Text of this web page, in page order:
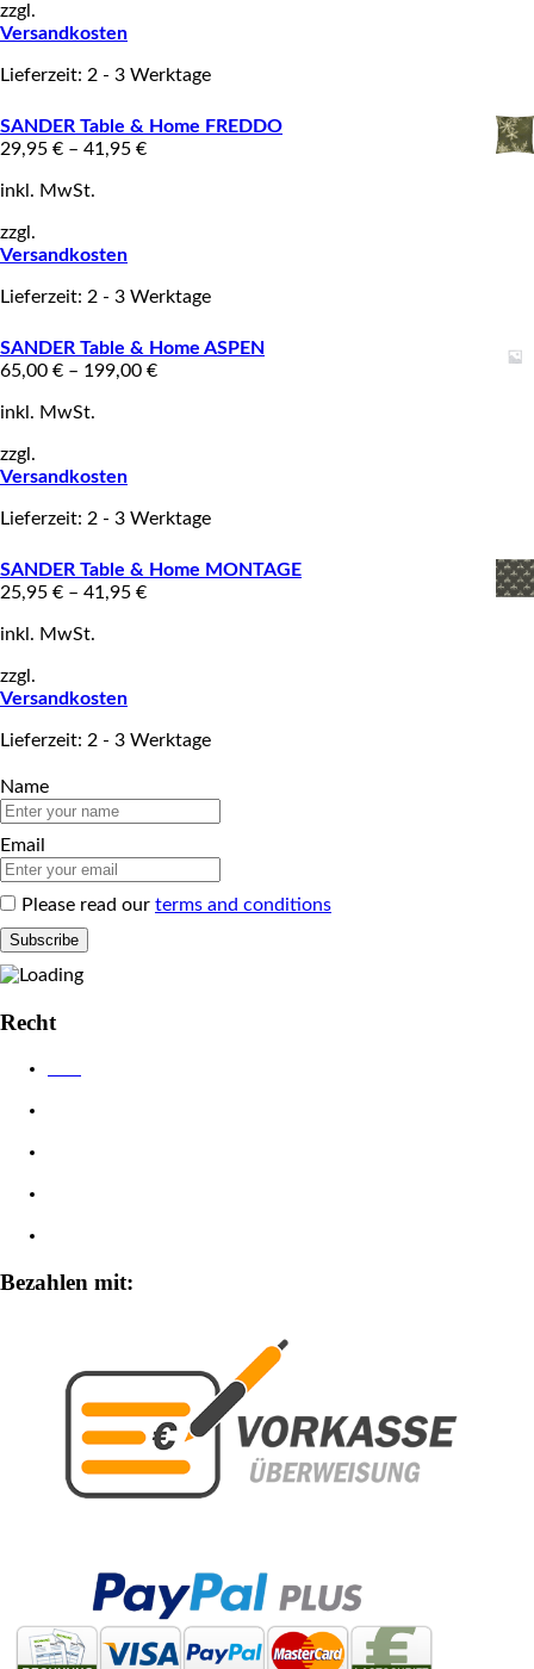
zzgl.
Versandkosten
Lieferzeit: 2 - 3 Werktage
SANDER Table & Home FREDDO
29,95 € – 41,95 €
inkl. MwSt.
zzgl.
Versandkosten
Lieferzeit: 2 - 3 Werktage
SANDER Table & Home ASPEN
65,00 € – 199,00 €
inkl. MwSt.
zzgl.
Versandkosten
Lieferzeit: 2 - 3 Werktage
SANDER Table & Home MONTAGE
25,95 € – 41,95 €
inkl. MwSt.
zzgl.
Versandkosten
Lieferzeit: 2 - 3 Werktage
Name
Email
Please read our terms and conditions
Recht
Bezahlen mit: